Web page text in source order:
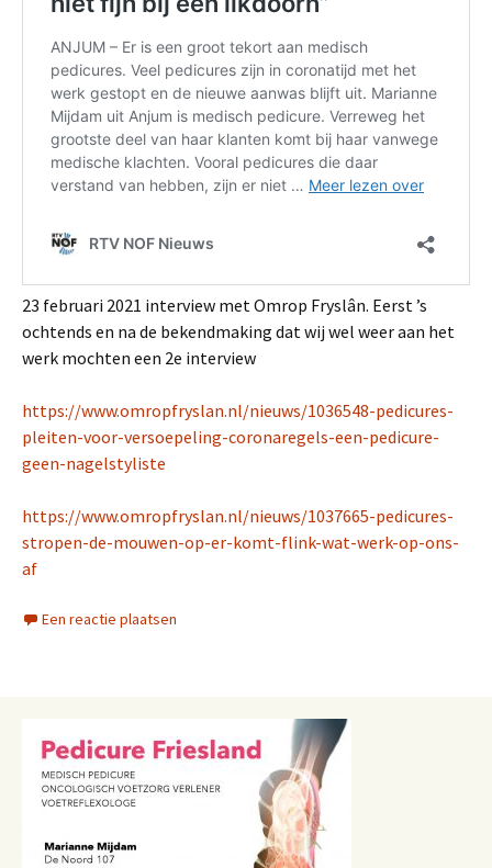
23 februari 2021 interview met Omrop Fryslân. Eerst ’s
ochtends en na de bekendmaking dat wij wel weer aan het
werk mochten een 2e interview
https://www.omropfryslan.nl/nieuws/1036548-pedicures-
pleiten-voor-versoepeling-coronaregels-een-pedicure-
geen-nagelstyliste
https://www.omropfryslan.nl/nieuws/1037665-pedicures-
stropen-de-mouwen-op-er-komt-flink-wat-werk-op-ons-
af
Een reactie plaatsen